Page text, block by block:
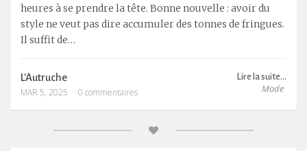
heures à se prendre la tête. Bonne nouvelle : avoir du
style ne veut pas dire accumuler des tonnes de fringues.
Il suffit de…
Lire la suite...
Mode
L'Autruche
MAR 5, 2025
0 commentaires